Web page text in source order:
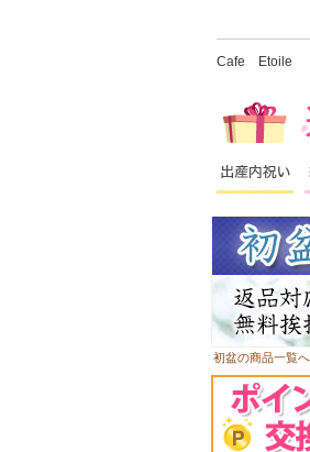
Cafe Etoile ド
初盆の商品一覧へ